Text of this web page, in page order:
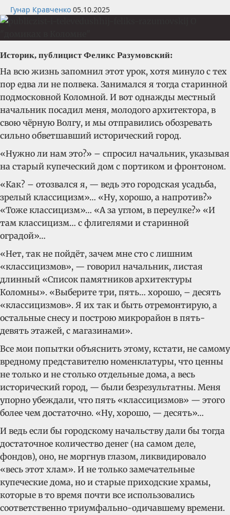
Гунар Кравченко 05.10.2025
Историк, публицист Феликс Разумовский:
На всю жизнь запомнил этот урок, хотя минуло с тех
пор едва ли не полвека. Занимался я тогда старинной
подмосковной Коломной. И вот однажды местный
начальник посадил меня, молодого архитектора, в
свою чёрную Волгу, и мы отправились обозревать
сильно обветшавший исторический город.
«Нужно ли нам это?» – спросил начальник, указывая
на старый купеческий дом с портиком и фронтоном.
«Как? – отозвался я, — ведь это городская усадьба,
зрелый классицизм»… «Ну, хорошо, а напротив?»
«Тоже классицизм»… «А за углом, в переулке?» «И
там классицизм… с флигелями и старинной
оградой»…
«Нет, так не пойдёт, зачем мне сто с лишним
«классицизмов», — говорил начальник, листая
длинный «Список памятников архитектуры
Коломны». «Выберите три, пять… хорошо, – десять
«классицизмов». Я их так и быть отремонтирую, а
остальные снесу и построю микрорайон в пять-
девять этажей, с магазинами».
Все мои попытки объяснить этому, кстати, не самому
вредному представителю номенклатуры, что ценны
не только и не столько отдельные дома, а весь
исторический город, — были безрезультатны. Меня
упорно убеждали, что пять «классицизмов» — этого
более чем достаточно. «Ну, хорошо, — десять»…
И ведь если бы городскому начальству дали бы тогда
достаточное количество денег (на самом деле,
фондов), оно, не моргнув глазом, ликвидировало
«весь этот хлам». И не только замечательные
купеческие дома, но и старые приходские храмы,
которые в то время почти все использовались
соответственно триумфально-одичавшему времени.